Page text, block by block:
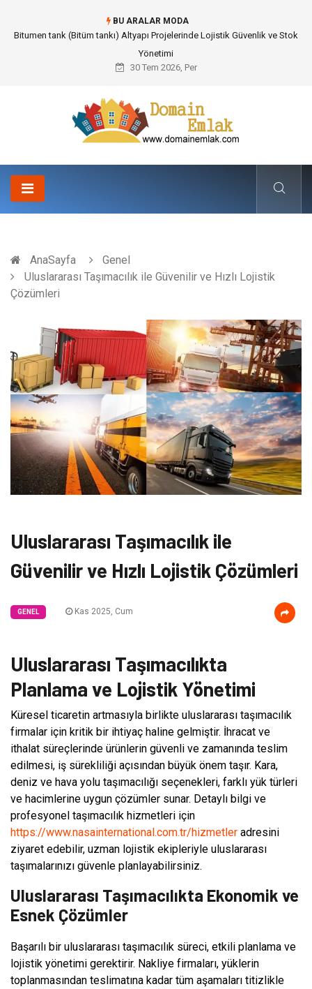
BU ARALAR MODA
Bitumen tank (Bitüm tankı) Altyapı Projelerinde Lojistik Güvenlik ve Stok
Yönetimi
30 Tem 2026, Per
AnaSayfa
Genel
Uluslararası Taşımacılık ile Güvenilir ve Hızlı Lojistik
Çözümleri
Uluslararası Taşımacılık ile
Güvenilir ve Hızlı Lojistik Çözümleri
GENEL Kas 2025, Cum
Uluslararası Taşımacılıkta
Planlama ve Lojistik Yönetimi
Küresel ticaretin artmasıyla birlikte uluslararası taşımacılık
firmalar için kritik bir ihtiyaç haline gelmiştir. İhracat ve
ithalat süreçlerinde ürünlerin güvenli ve zamanında teslim
edilmesi, iş sürekliliği açısından büyük önem taşır. Kara,
deniz ve hava yolu taşımacılığı seçenekleri, farklı yük türleri
ve hacimlerine uygun çözümler sunar. Detaylı bilgi ve
profesyonel taşımacılık hizmetleri için
https://www.nasainternational.com.tr/hizmetler adresini
ziyaret edebilir, uzman lojistik ekipleriyle uluslararası
taşımalarınızı güvenle planlayabilirsiniz.
Uluslararası Taşımacılıkta Ekonomik ve
Esnek Çözümler
Başarılı bir uluslararası taşımacılık süreci, etkili planlama ve
lojistik yönetimi gerektirir. Nakliye firmaları, yüklerin
toplanmasından teslimatına kadar tüm aşamaları titizlikle